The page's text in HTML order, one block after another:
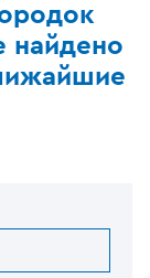
найдено